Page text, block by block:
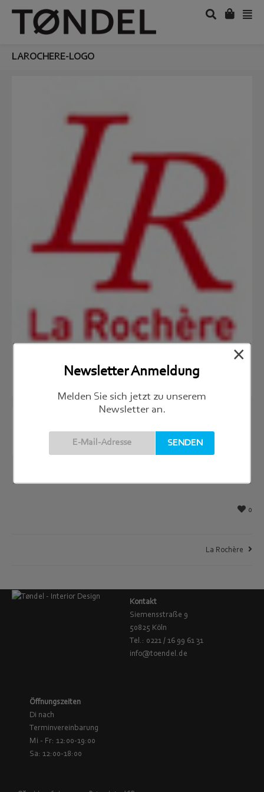
LAROCHERE-LOGO
0
La Rochère
Kontakt
Siemensstraße 9
50825 Köln
Tel.: 0221 / 16 99 61 31
info@toendel.de
Öffnungszeiten
Di nach
Terminvereinbarung
Mi - Fr: 12:00-19:00
Sa: 12:00-18:00
Newsletter Anmeldung
Melden Sie sich jetzt zu unserem
Newsletter an.
×